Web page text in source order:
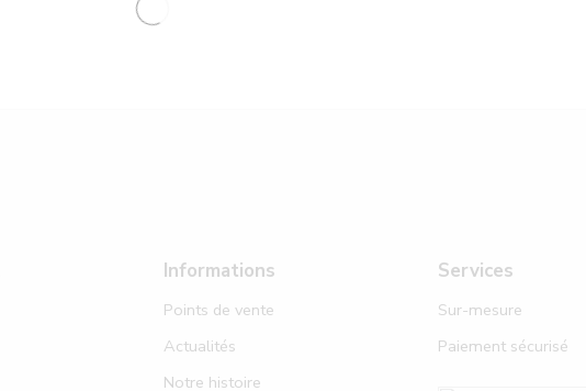
Informations
Points de vente
Actualités
Notre histoire
Services
Sur-mesure
Paiement sécurisé